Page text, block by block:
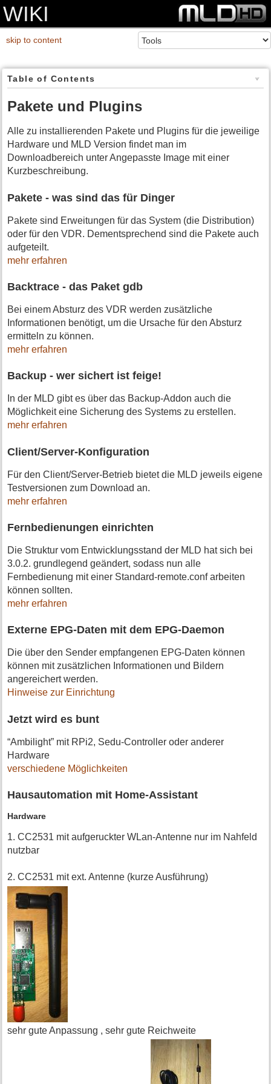
WIKI
skip to content
Table of Contents
Pakete und Plugins
Alle zu installierenden Pakete und Plugins für die jeweilige
Hardware und MLD Version findet man im
Downloadbereich unter Angepasste Image mit einer
Kurzbeschreibung.
Pakete - was sind das für Dinger
Pakete sind Erweitungen für das System (die Distribution)
oder für den VDR. Dementsprechend sind die Pakete auch
aufgeteilt.
mehr erfahren
Backtrace - das Paket gdb
Bei einem Absturz des VDR werden zusätzliche
Informationen benötigt, um die Ursache für den Absturz
ermitteln zu können.
mehr erfahren
Backup - wer sichert ist feige!
In der MLD gibt es über das Backup-Addon auch die
Möglichkeit eine Sicherung des Systems zu erstellen.
mehr erfahren
Client/Server-Konfiguration
Für den Client/Server-Betrieb bietet die MLD jeweils eigene
Testversionen zum Download an.
mehr erfahren
Fernbedienungen einrichten
Die Struktur vom Entwicklungsstand der MLD hat sich bei
3.0.2. grundlegend geändert, sodass nun alle
Fernbedienung mit einer Standard-remote.conf arbeiten
können sollten.
mehr erfahren
Externe EPG-Daten mit dem EPG-Daemon
Die über den Sender empfangenen EPG-Daten können
können mit zusätzlichen Informationen und Bildern
angereichert werden.
Hinweise zur Einrichtung
Jetzt wird es bunt
“Ambilight” mit RPi2, Sedu-Controller oder anderer
Hardware
verschiedene Möglichkeiten
Hausautomation mit Home-Assistant
Hardware
1. CC2531 mit aufgeruckter WLan-Antenne nur im Nahfeld
nutzbar
2. CC2531 mit ext. Antenne (kurze Ausführung)
sehr gute Anpassung , sehr gute Reichweite